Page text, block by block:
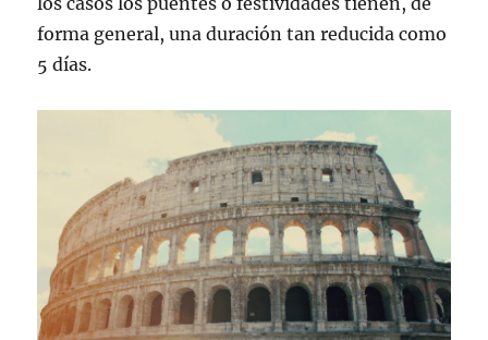
forma general, una duración tan reducida como
5 días.